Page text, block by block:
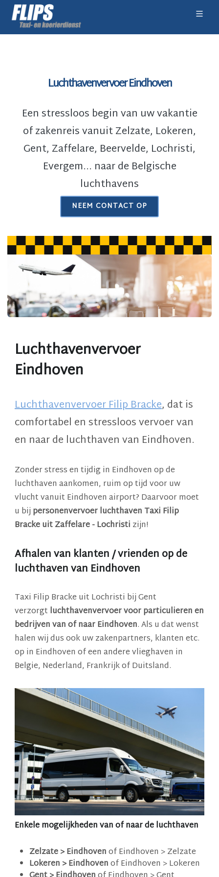
Luchthavenvervoer Eindhoven
Een stressloos begin van uw vakantie
of zakenreis vanuit Zelzate, Lokeren,
Gent, Zaffelare, Beervelde, Lochristi,
Evergem... naar de Belgische
luchthavens
NEEM CONTACT OP
Luchthavenvervoer
Eindhoven
Luchthavenvervoer Filip Bracke, dat is
comfortabel en stressloosvervoer van
en naar de luchthaven van Eindhoven.
Zonder stress en tijdig in Eindhoven op de
luchthaven aankomen, ruim op tijd voor uw
vlucht vanuit Eindhoven airport? Daarvoor moet
u bijpersonenvervoer luchthaven Taxi Filip
Bracke uit Zaffelare - Lochristi zijn!
Afhalen van klanten / vrienden op de
luchthaven van Eindhoven
Taxi Filip Bracke uit Lochristi bij Gent
verzorgt luchthavenvervoer voor particulieren en
bedrijven van of naar Eindhoven. Als u dat wenst
halen wij dus ook uw zakenpartners, klanten etc.
op in Eindhoven of een andere vlieghaven in
Belgie, Nederland, Frankrijk of Duitsland.
Enkele mogelijkheden van of naar de luchthaven
Zelzate > Eindhovenof Eindhoven > Zelzate
Lokeren > Eindhovenof Eindhoven > Lokeren